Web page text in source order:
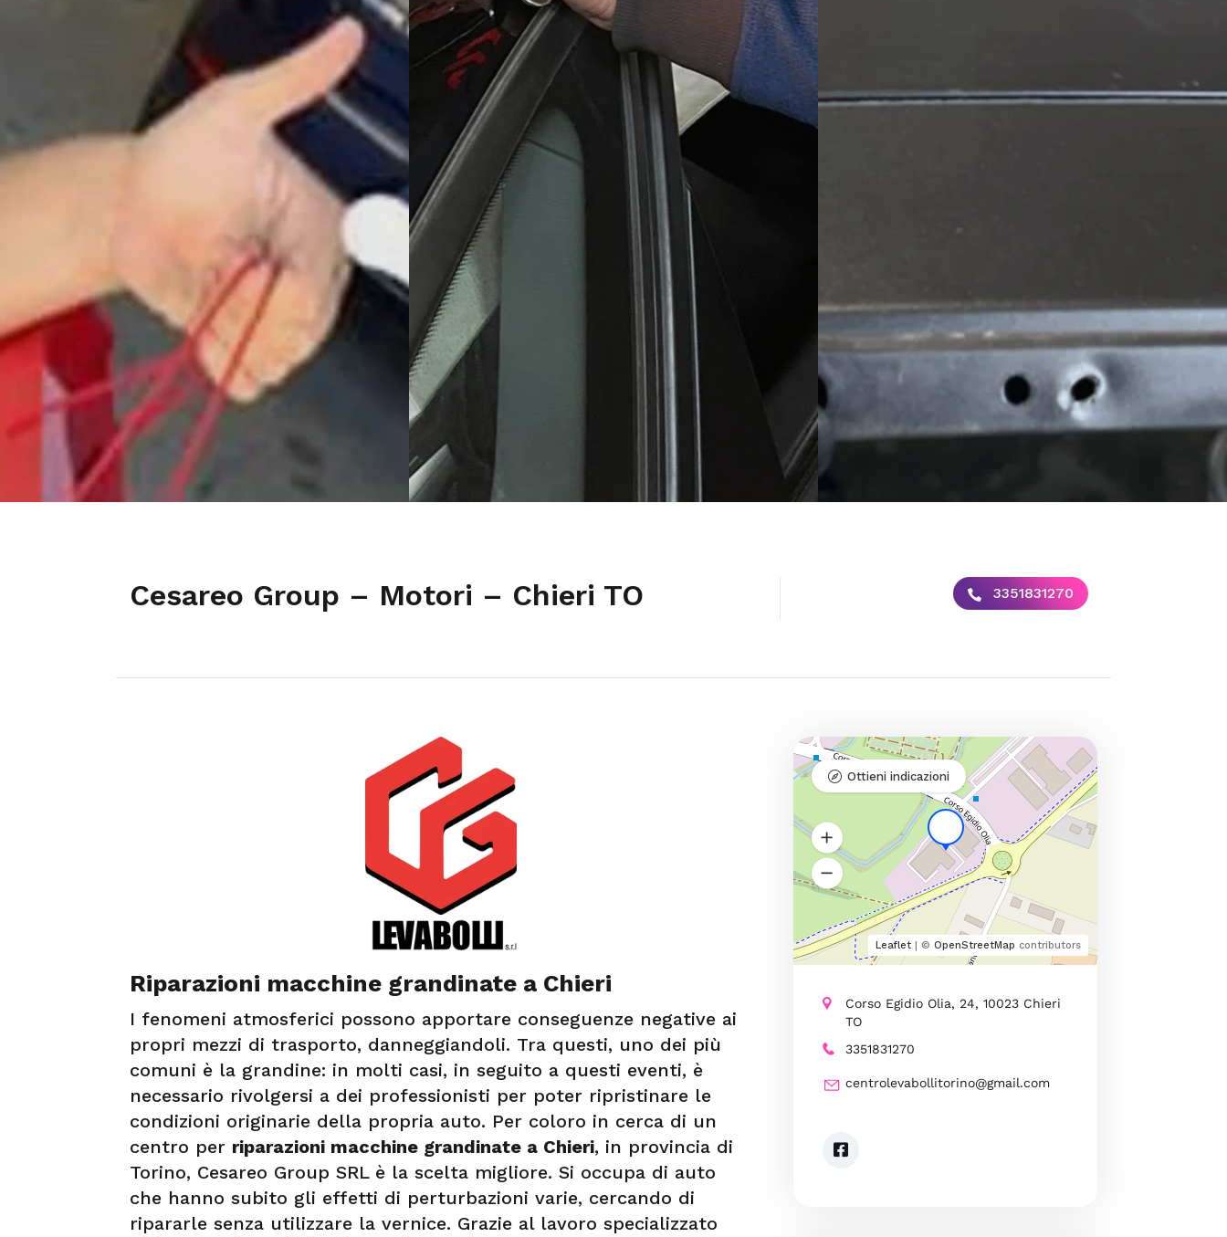
Cesareo Group – Motori – Chieri TO 3351831270
Riparazioni macchine grandinate a Chieri
I fenomeni atmosferici possono apportare conseguenze negative ai
propri mezzi di trasporto, danneggiandoli. Tra questi, uno dei più
comuni è la grandine: in molti casi, in seguito a questi eventi, è
necessario rivolgersi a dei professionisti per poter ripristinare le
condizioni originarie della propria auto. Per coloro in cerca di un
centro per riparazioni macchine grandinate a Chieri, in provincia di
Torino, Cesareo Group SRL è la scelta migliore. Si occupa di auto
che hanno subito gli effetti di perturbazioni varie, cercando di
ripararle senza utilizzare la vernice. Grazie al lavoro specializzato
Leaflet| © OpenStreetMap contributors
Ottieni indicazioni
Corso Egidio Olia, 24, 10023 Chieri
TO
3351831270
centrolevabollitorino@gmail.com